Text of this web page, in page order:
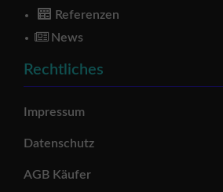
Referenzen
News
Rechtliches
Impressum
Datenschutz
AGB Käufer